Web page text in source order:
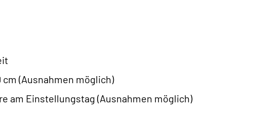
(Ausnahmen möglich)
am Einstellungstag (Ausnahmen möglich)